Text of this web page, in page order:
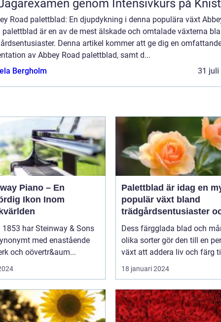
genom Intensivkurs på
Road palettblad: En djupdykning i denna populära växt
palettblad är en av de mest älskade och omtalade växterna
Denna artikel kommer att ge dig en
av Abbey Road palettblad, samt d...
Bergholm
31 juli
Piano – En
Ikon Inom
1853 har Steinway & Sons
med enastående
och oövertr&aum...
Palettblad är idag en
populär växt bland
trädgårdsentusiaster
inom inredning
Dess färgglada blad och
olika sorter gör den till en
växt att addera liv och färg
18 januari 2024